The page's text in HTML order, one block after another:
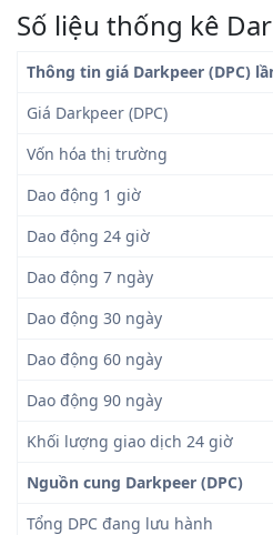
Số liệu thống kê
Thông tin giá Darkpeer (DPC)
Giá Darkpeer (DPC)
Vốn hóa thị trường
Dao động 1 giờ
Dao động 24 giờ
Dao động 7 ngày
Dao động 30 ngày
Dao động 60 ngày
Dao động 90 ngày
Khối lượng giao dịch 24 giờ
Nguồn cung Darkpeer (DPC)
Tổng DPC đang lưu hành